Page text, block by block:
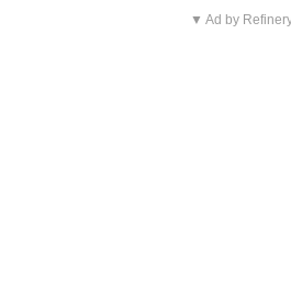
▼ Ad by